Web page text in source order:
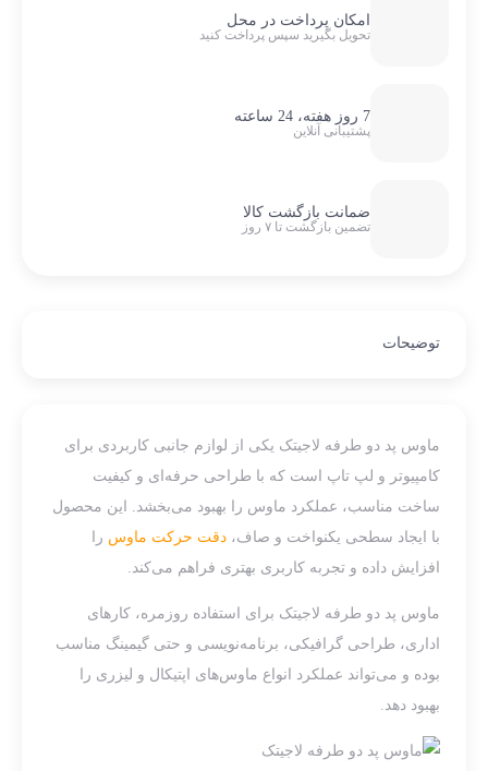
امکان پرداخت در محل
تحویل بگیرید سپس پرداخت کنید
7 روز هفته، 24 ساعته
پشتیبانی آنلاین
ضمانت بازگشت کالا
تضمین بازگشت تا ۷ روز
توضیحات
ماوس پد دو طرفه لاجیتک یکی از لوازم جانبی کاربردی برای
کامپیوتر و لپ تاپ است که با طراحی حرفه‌ای و کیفیت
ساخت مناسب، عملکرد ماوس را بهبود می‌بخشد. این محصول
با ایجاد سطحی یکنواخت و صاف، دقت حرکت ماوس را
افزایش داده و تجربه کاربری بهتری فراهم می‌کند.
ماوس پد دو طرفه لاجیتک برای استفاده روزمره، کارهای
اداری، طراحی گرافیکی، برنامه‌نویسی و حتی گیمینگ مناسب
بوده و می‌تواند عملکرد انواع ماوس‌های اپتیکال و لیزری را
بهبود دهد.